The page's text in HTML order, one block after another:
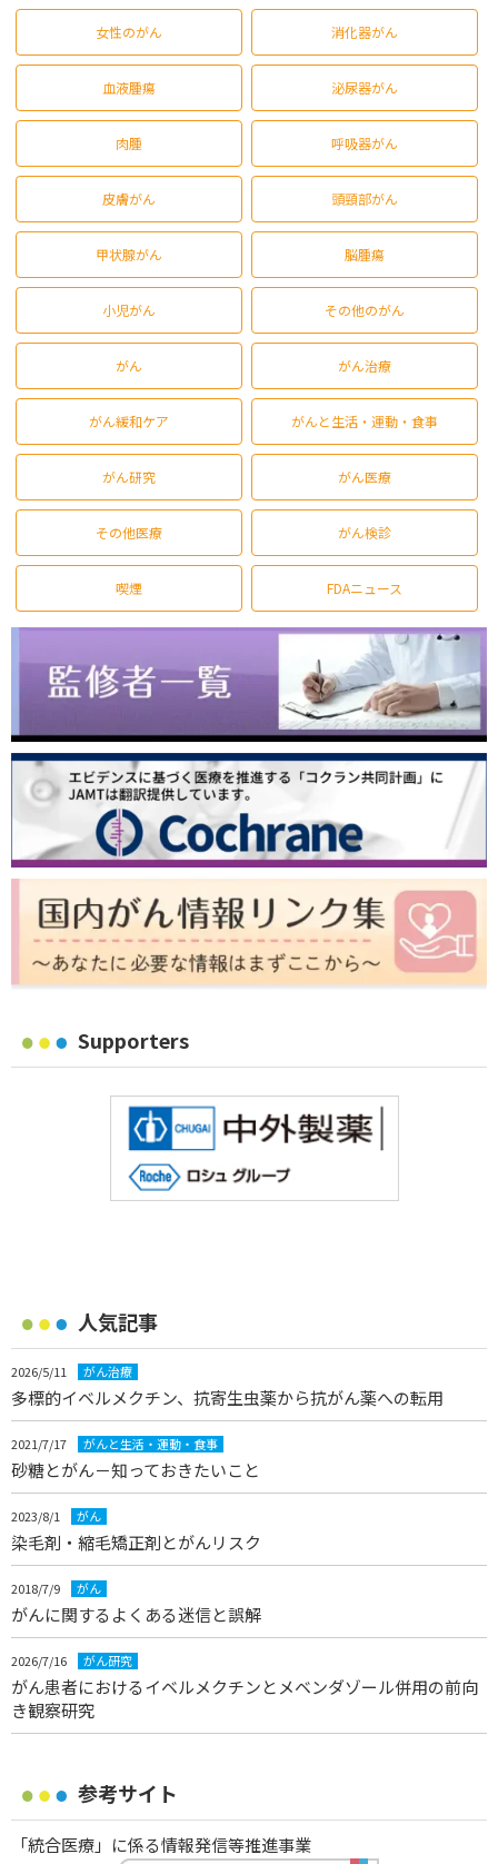
女性のがん 消化器がん
血液腫瘍 泌尿器がん
肉腫 呼吸器がん
皮膚がん 頭頸部がん
甲状腺がん 脳腫瘍
小児がん その他のがん
がん がん治療
がん緩和ケア がんと生活・運動・食事
がん研究 がん医療
その他医療 がん検診
喫煙 FDAニュース
Supporters
人気記事
2026/5/11 がん治療
多標的イベルメクチン、抗寄生虫薬から抗がん薬への転用
2021/7/17 がんと生活・運動・食事
砂糖とがん－知っておきたいこと
2023/8/1 がん
染毛剤・縮毛矯正剤とがんリスク
2018/7/9 がん
がんに関するよくある迷信と誤解
2026/7/16 がん研究
がん患者におけるイベルメクチンとメベンダゾール併用の前向
き観察研究
参考サイト
「統合医療」に係る情報発信等推進事業